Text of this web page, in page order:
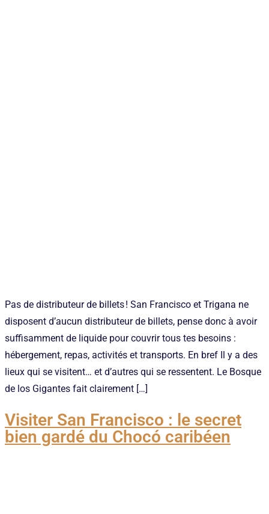
Pas de distributeur de billets ! San Francisco et Trigana ne
disposent d’aucun distributeur de billets, pense donc à avoir
suffisamment de liquide pour couvrir tous tes besoins :
hébergement, repas, activités et transports. En bref Il y a des
lieux qui se visitent… et d’autres qui se ressentent. Le Bosque
de los Gigantes fait clairement […]
Visiter San Francisco : le secret
bien gardé du Chocó caribéen